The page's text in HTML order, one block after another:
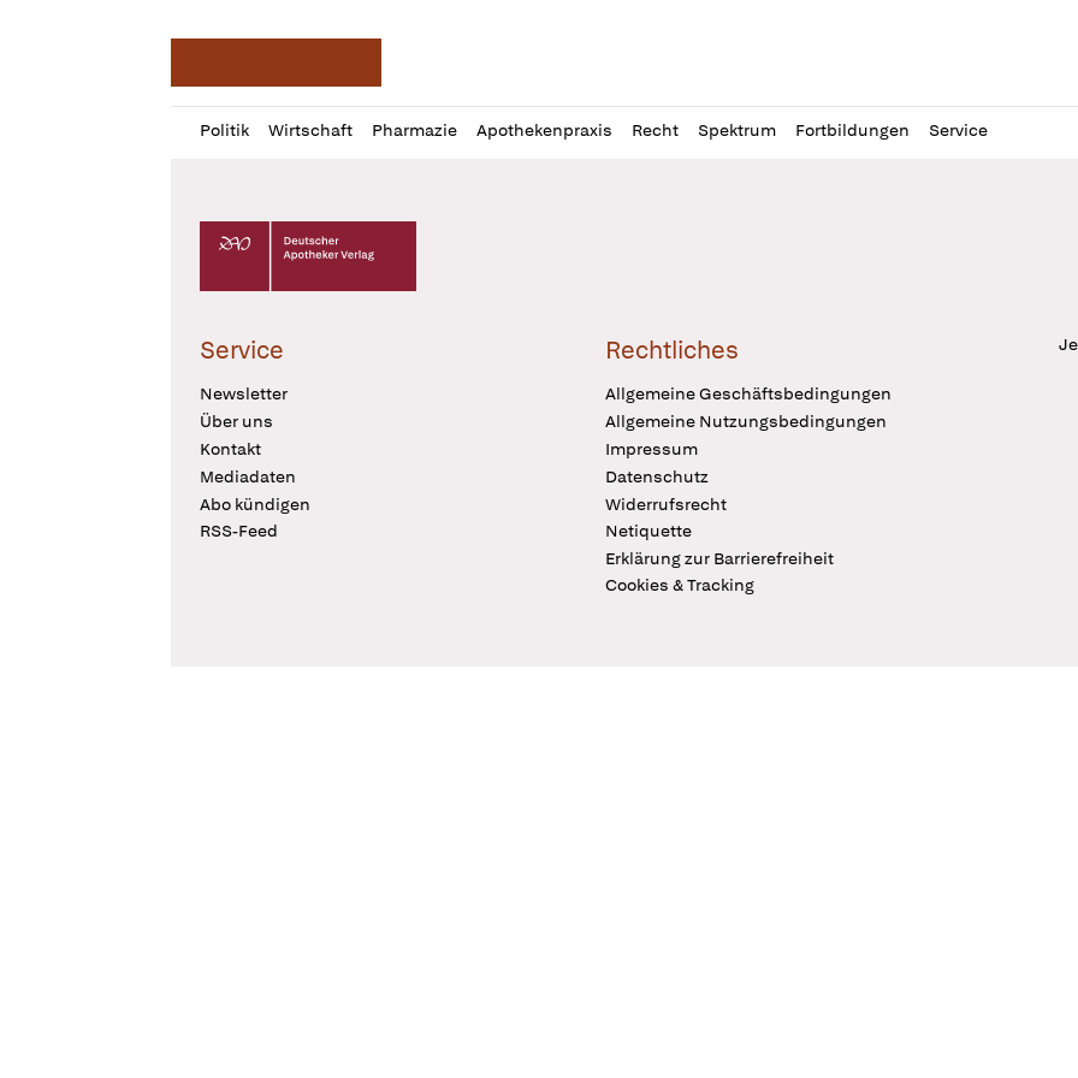
Politik Wirtschaft Pharmazie Apothekenpraxis Recht Spektrum Fortbildungen Service
Profil
öffnen
Daz
Pur
Deutscher Apotheker Verlag Logo
Service
Newsletter
Über uns
Kontakt
Mediadaten
Abo kündigen
RSS-Feed
Rechtliches
Allgemeine Geschäftsbedingungen
Allgemeine Nutzungsbedingungen
Impressum
Datenschutz
Widerrufsrecht
Netiquette
Erklärung zur Barrierefreiheit
Cookies & Tracking